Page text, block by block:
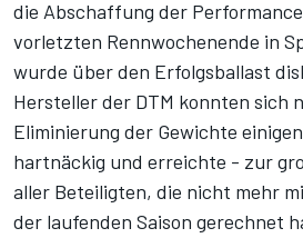
die Abschaffung der
vorletzten Rennwochenende in
wurde über den Erfolgsballast
Hersteller der DTM konnten sich
Eliminierung der Gewichte
hartnäckig und erreichte - zur
aller Beteiligten, die nicht mehr
der laufenden Saison gerechnet